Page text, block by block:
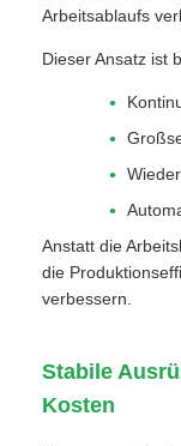
Arbeitsablaufs
Dieser Ansatz ist
Anstatt die
die
verbessern.
Stabile
Kosten